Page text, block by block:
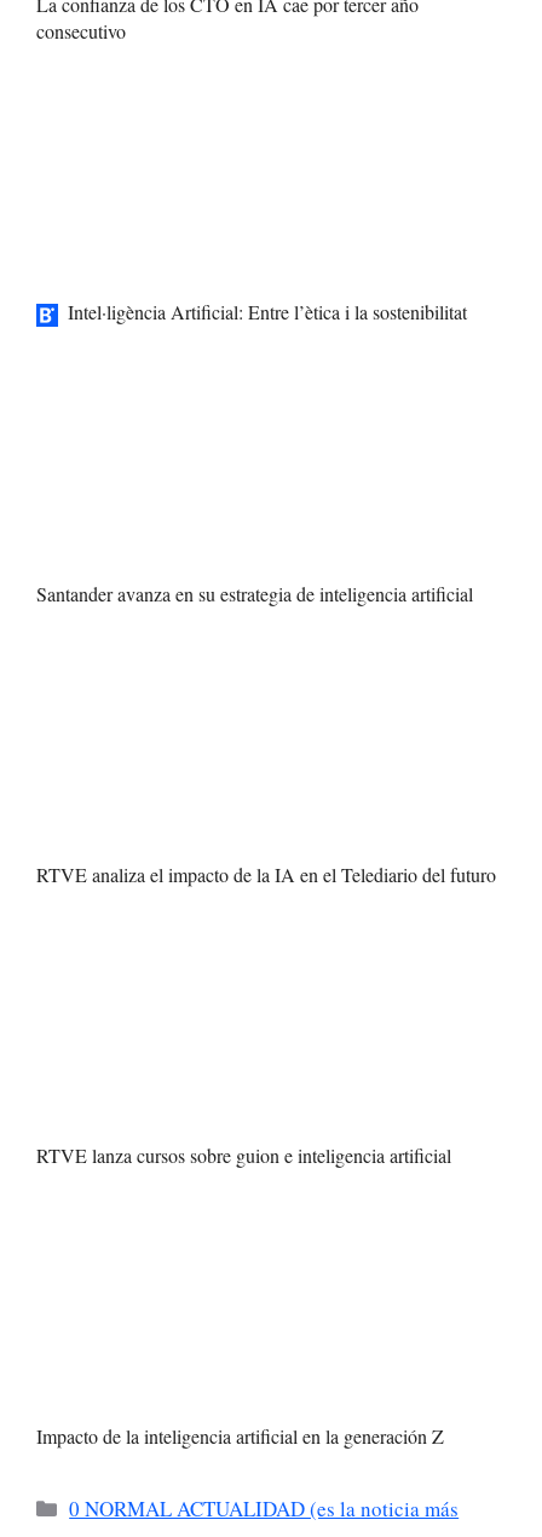
consecutivo
Intel·ligència Artificial: Entre l’ètica i la sostenibilitat
Santander avanza en su estrategia de inteligencia artificial
RTVE analiza el impacto de la IA en el Telediario del futuro
RTVE lanza cursos sobre guion e inteligencia artificial
Impacto de la inteligencia artificial en la generación Z
Categorías
0 NORMAL ACTUALIDAD (es la noticia más